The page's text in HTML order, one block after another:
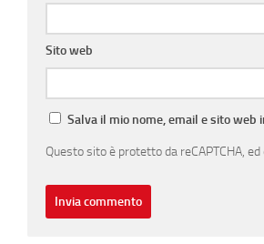
Sito web
Salva il mio nome, email e sito
Questo sito è protetto da reCAPTCHA,